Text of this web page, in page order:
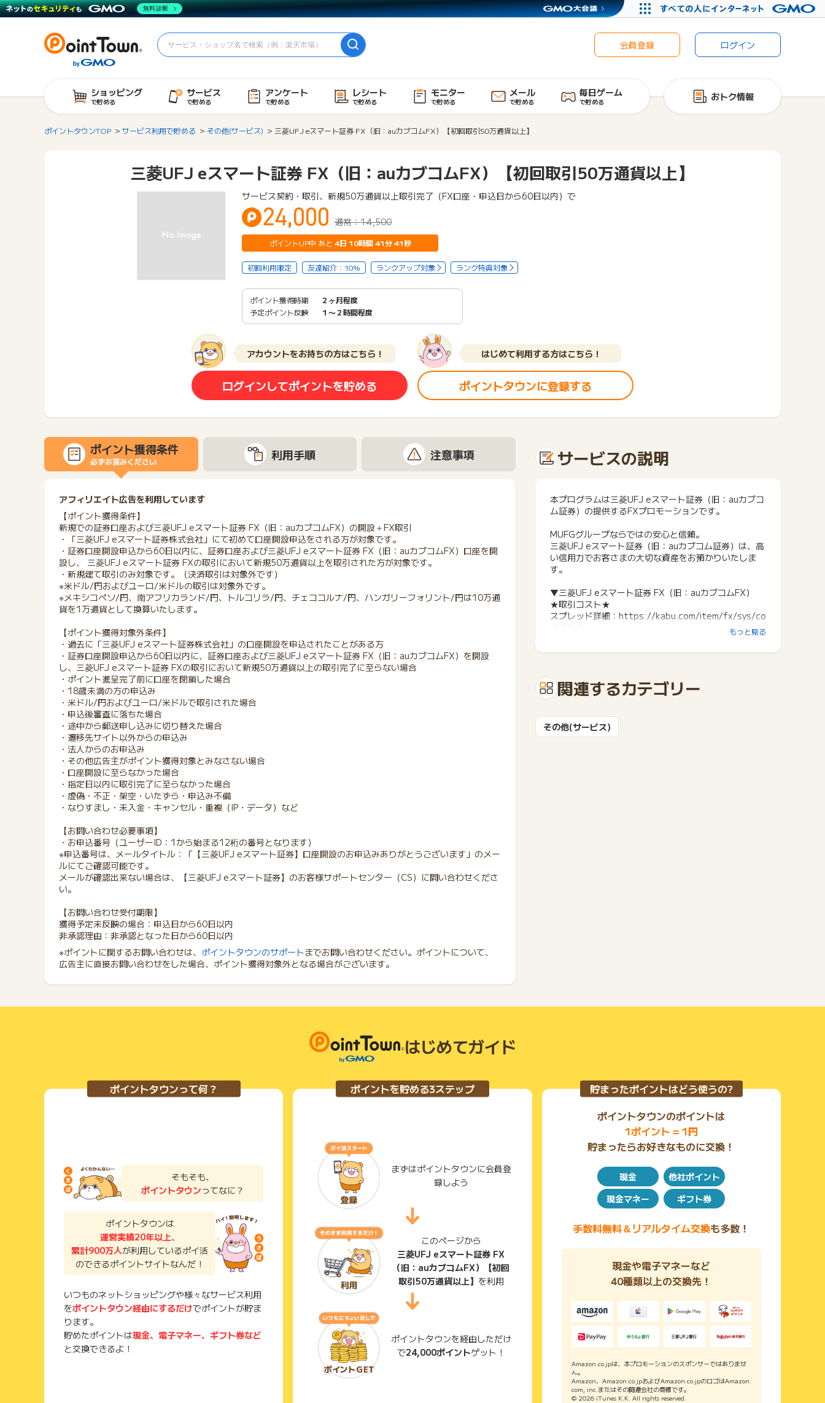
会員登録 ログイン
ショッピング
で貯める
サービス
で貯める
アンケート
で貯める
レシート
で貯める
モニター
で貯める
メール
で貯める
毎日ゲーム
で貯める おトク情報
ポイントタウンTOP サービス利用で貯める その他(サービス) 三菱UFJ eスマート証券 FX（旧：auカブコムFX）【初回取引50万通貨以上】
三菱UFJ eスマート証券 FX（旧：auカブコムFX）【初回取引50万通貨以上】
サービス契約・取引、新規50万通貨以上取引完了（FX口座・申込日から60日以内）で
24,000 通常：14,500
ポイントUP中 あと 4日 10時間41分40秒
初回利用限定 友達紹介：10% ランクアップ対象 ランク特典対象
ポイント獲得時期
２ヶ月程度
予定ポイント反映
１〜２時間程度
アカウントをお持ちの方はこちら！
ログインしてポイントを貯める
はじめて利用する方はこちら！
ポイントタウンに登録する
ポイント獲得条件
必ずお読みください 利用手順 注意事項
アフィリエイト広告を利用しています
【ポイント獲得条件】
新規での証券口座および三菱UFJ eスマート証券 FX（旧：auカブコムFX）の開設＋FX取引
・「三菱UFJ eスマート証券株式会社」にて初めて口座開設申込をされる方が対象です。
・証券口座開設申込から60日以内に、証券口座および三菱UFJ eスマート証券 FX（旧：auカブコムFX）口座を開
設し、 三菱UFJ eスマート証券 FXの取引において新規50万通貨以上を取引された方が対象です。
・新規建て取引のみ対象です。（決済取引は対象外です）
※米ドル/円およびユーロ/米ドルの取引は対象外です。
※メキシコペソ/円、南アフリカランド/円、トルコリラ/円、チェココルナ/円、ハンガリーフォリント/円は10万通
貨を1万通貨として換算いたします。
【ポイント獲得対象外条件】
・過去に「三菱UFJ eスマート証券株式会社」の口座開設を申込されたことがある方
・証券口座開設申込から60日以内に、証券口座および三菱UFJ eスマート証券 FX（旧：auカブコムFX）を開設
し、三菱UFJ eスマート証券 FXの取引において新規50万通貨以上の取引完了に至らない場合
・ポイント進呈完了前に口座を閉鎖した場合
・18歳未満の方の申込み
・米ドル/円およびユーロ/米ドルで取引された場合
・申込後審査に落ちた場合
・途中から郵送申し込みに切り替えた場合
・遷移先サイト以外からの申込み
・法人からのお申込み
・その他広告主がポイント獲得対象とみなさない場合
・口座開設に至らなかった場合
・指定日以内に取引完了に至らなかった場合
・虚偽・不正・架空・いたずら・申込み不備
・なりすまし・未入金・キャンセル・重複（IP・データ）など
【お問い合わせ必要事項】
・お申込番号（ユーザーID：1から始まる12桁の番号となります）
※申込番号は、メールタイトル：「【三菱UFJ eスマート証券】口座開設のお申込みありがとうございます」のメー
ルにてご確認可能です。
メールが確認出来ない場合は、【三菱UFJ eスマート証券】のお客様サポートセンター（CS）に問い合わせくださ
い。
【お問い合わせ受付期限】
獲得予定未反映の場合：申込日から60日以内
非承認理由：非承認となった日から60日以内
※ポイントに関するお問い合わせは、 ポイントタウンのサポートまでお問い合わせください。ポイントについて、
広告主に直接お問い合わせをした場合、ポイント獲得対象外となる場合がございます。
サービスの説明
本プログラムは三菱UFJ eスマート証券（旧：auカブコ
ム証券）の提供するFXプロモーションです。
MUFGグループならではの安心と信頼。
三菱UFJ eスマート証券（旧：auカブコム証券）は、高
い信用力でお客さまの大切な資産をお預かりいたしま
す。
▼三菱UFJ eスマート証券 FX（旧：auカブコムFX）
★取引コスト★
スプレッド詳細：https://kabu.com/item/fx/sys/co
st.html
1,000通貨単位(ミニ取引)から取引可能！
スマホアプリは見やすいレイアウトで使いやすく人気！
デモ取引もできるため、FX初めての方でも安心♪
o.html
もっと見る
関連するカテゴリー
その他(サービス)
はじめてガイド
ポイントタウンって何？
そもそも、
ポイントタウンってなに？
ポイントタウンは
運営実績20年以上、
累計900万人が利用しているポイ活
のできるポイントサイトなんだ！
いつものネットショッピングや様々なサービス利用
をポイントタウン経由にするだけでポイントが貯ま
ります。
貯めたポイントは現金、電子マネー、ギフト券など
と交換できるよ！
ポイントを貯める3ステップ
まずはポイントタウンに会員登
録しよう
このページから
三菱UFJ eスマート証券 FX
（旧：auカブコムFX）【初回
取引50万通貨以上】 を利用
ポイントタウンを経由しただけ
で24,000ポイントゲット！
貯まったポイントはどう使うの?
ポイントタウンのポイントは
1ポイント = 1円
貯まったらお好きなものに交換！
現金
他社ポイント
現金マネー
ギフト券
手数料無料＆リアルタイム交換も多数！
現金や電子マネーなど
40種類以上の交換先！
Amazon.co.jpは、本プロモーションのスポンサーではありませ
ん。
Amazon、Amazon.co.jpおよびAmazon.co.jpのロゴはAmazon.
com, inc.またはその関連会社の商標です。
© 2026 iTunes K.K. All rights reserved.
無料診断